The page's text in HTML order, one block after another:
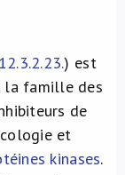
) est
la famille des
de
et
kinases.